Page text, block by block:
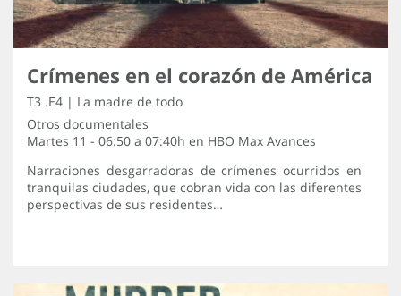
Crímenes en el corazón de América
T3 .E4 | La madre de todo
Otros documentales
Martes 11 - 06:50 a 07:40h en HBO Max Avances
Narraciones desgarradoras de crímenes ocurridos en
tranquilas ciudades, que cobran vida con las diferentes
perspectivas de sus residentes…